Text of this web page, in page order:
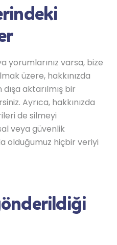
yorumlarınız varsa, bize
üzere, hakkınızda
aktarılmış bir
Ayrıca, hakkınızda
de silmeyi
veya güvenlik
olduğumuz hiçbir veriyi